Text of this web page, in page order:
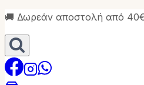
Skip
to
content
🚚 Δωρεάν αποστολή από